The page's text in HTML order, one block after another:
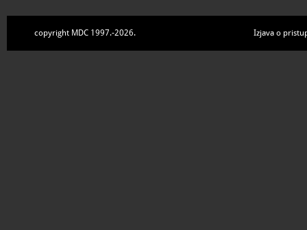
copyright MDC 1997.-2026. Izjava o